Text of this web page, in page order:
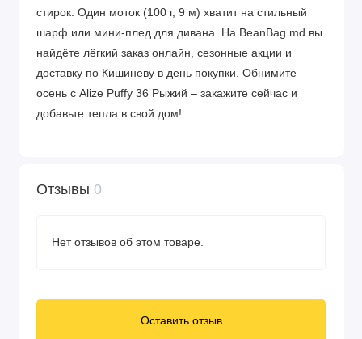
стирок. Один моток (100 г, 9 м) хватит на стильный
шарф или мини-плед для дивана. На BeanBag.md вы
найдёте лёгкий заказ онлайн, сезонные акции и
доставку по Кишиневу в день покупки. Обнимите
осень с Alize Puffy 36 Рыжий – закажите сейчас и
добавьте тепла в свой дом!
Отзывы 0
Нет отзывов об этом товаре.
Оставить отзыв